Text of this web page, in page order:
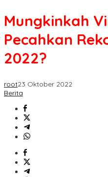
Mungkinkah
Pecahkan
2022?
root23 Oktober 2022
Berita